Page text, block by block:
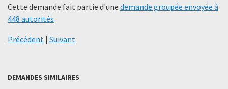
Cette demande fait partie d'une demande groupée envoyée à
448 autorités
Précédent | Suivant
DEMANDES SIMILAIRES